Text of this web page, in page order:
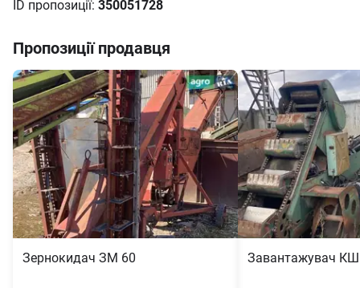
ID пропозиції: 350051728
Пропозиції продавця
Зернокидач ЗМ 60 Завантажувач